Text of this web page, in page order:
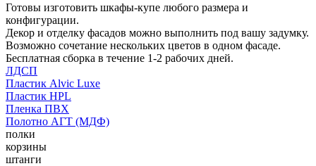
Готовы изготовить шкафы-купе любого размера и
конфигурации.
Декор и отделку фасадов можно выполнить под вашу задумку.
Возможно сочетание нескольких цветов в одном фасаде.
Бесплатная сборка в течение 1-2 рабочих дней.
ЛДСП
Пластик Alvic Luxe
Пластик HPL
Пленка ПВХ
Полотно АГТ (МДФ)
полки
корзины
штанги